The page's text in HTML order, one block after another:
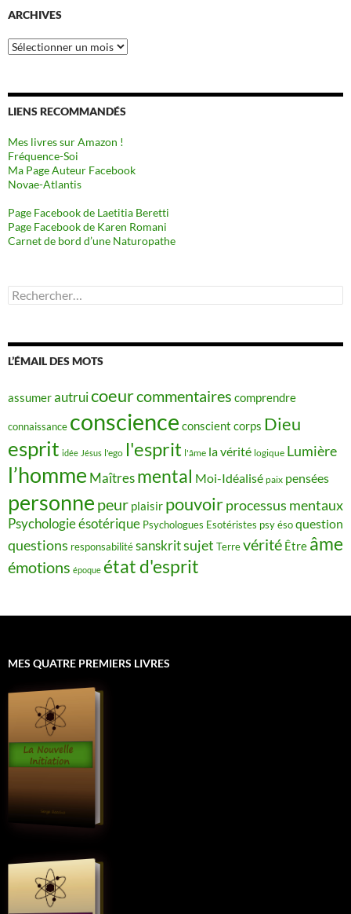
ARCHIVES
Archives
LIENS RECOMMANDÉS
Mes livres sur Amazon !
Fréquence-Soi
Ma Page Auteur Facebook
Novae-Atlantis
Page Facebook de Laetitia Beretti
Page Facebook de Karen Romani
Carnet de bord d’une Naturopathe
Rechercher :
L’ÉMAIL DES MOTS
assumerautruicoeurcommentaires comprendre
connaissance conscience conscient corps Dieu
esprit idée Jésus l'ego l'esprit l'âme la vérité logique Lumière
l’homme Maîtres mental Moi-Idéalisé paix pensées
personne peur plaisir pouvoirprocessus mentaux
Psychologie ésotérique Psychologues Esotéristes psy ésoquestion
questions responsabilitésanskritsujet Terrevérité Être âme
émotions époque état d'esprit
MES QUATRE PREMIERS LIVRES